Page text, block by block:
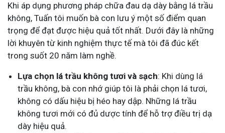
Khi áp dụng phương pháp chữa đau dạ dày bằng lá trầu
không, Tuấn tôi muốn bà con lưu ý một số điểm quan
trọng để đạt được hiệu quả tốt nhất. Dưới đây là những
lời khuyên từ kinh nghiệm thực tế mà tôi đã đúc kết
trong suốt 20 năm làm nghề.
Lựa chọn lá trầu không tươi và sạch: Khi dùng lá
trầu không, bà con nhớ giúp tôi là phải chọn lá tươi,
không có dấu hiệu bị héo hay dập. Những lá trầu
không tươi mới có đủ dược tính để hỗ trợ điều trị dạ
dày hiệu quả.